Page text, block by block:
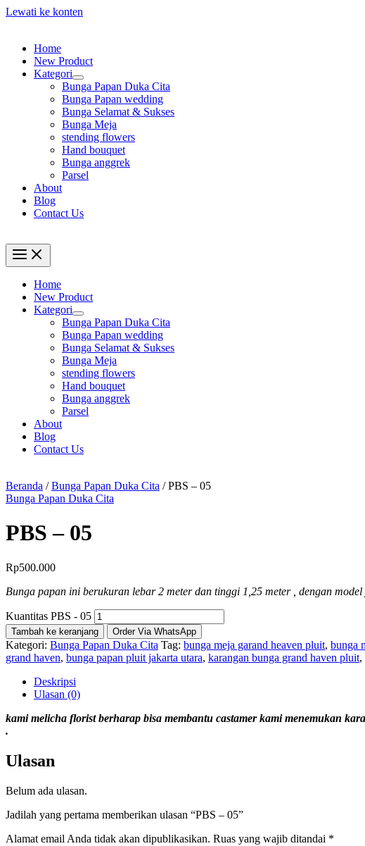
Lewati ke konten
Home
New Product
Kategori
Bunga Papan Duka Cita
Bunga Papan wedding
Bunga Selamat & Sukses
Bunga Meja
stending flowers
Hand bouquet
Bunga anggrek
Parsel
About
Blog
Contact Us
Home
New Product
Kategori
Bunga Papan Duka Cita
Bunga Papan wedding
Bunga Selamat & Sukses
Bunga Meja
stending flowers
Hand bouquet
Bunga anggrek
Parsel
About
Blog
Contact Us
Beranda /Bunga Papan Duka Cita / PBS – 05
Bunga Papan Duka Cita
PBS – 05
Rp500.000
Bunga papan ini berukuran lebar 2 meter dan tinggi 1,25 meter , dengan
Kuantitas PBS - 05
Tambah ke keranjang Order Via WhatsApp
Kategori: Bunga Papan Duka Cita Tag: bunga meja garand heaven pluit, bunga
grand haven, bunga papan pluit jakarta utara, karangan bunga grand haven pluit,
Deskripsi
Ulasan (0)
kami melicha florist berharap bisa membantu castamer kami menemukan
.
Ulasan
Belum ada ulasan.
Jadilah yang pertama memberikan ulasan “PBS – 05”
Alamat email Anda tidak akan dipublikasikan. Ruas yang wajib ditandai *